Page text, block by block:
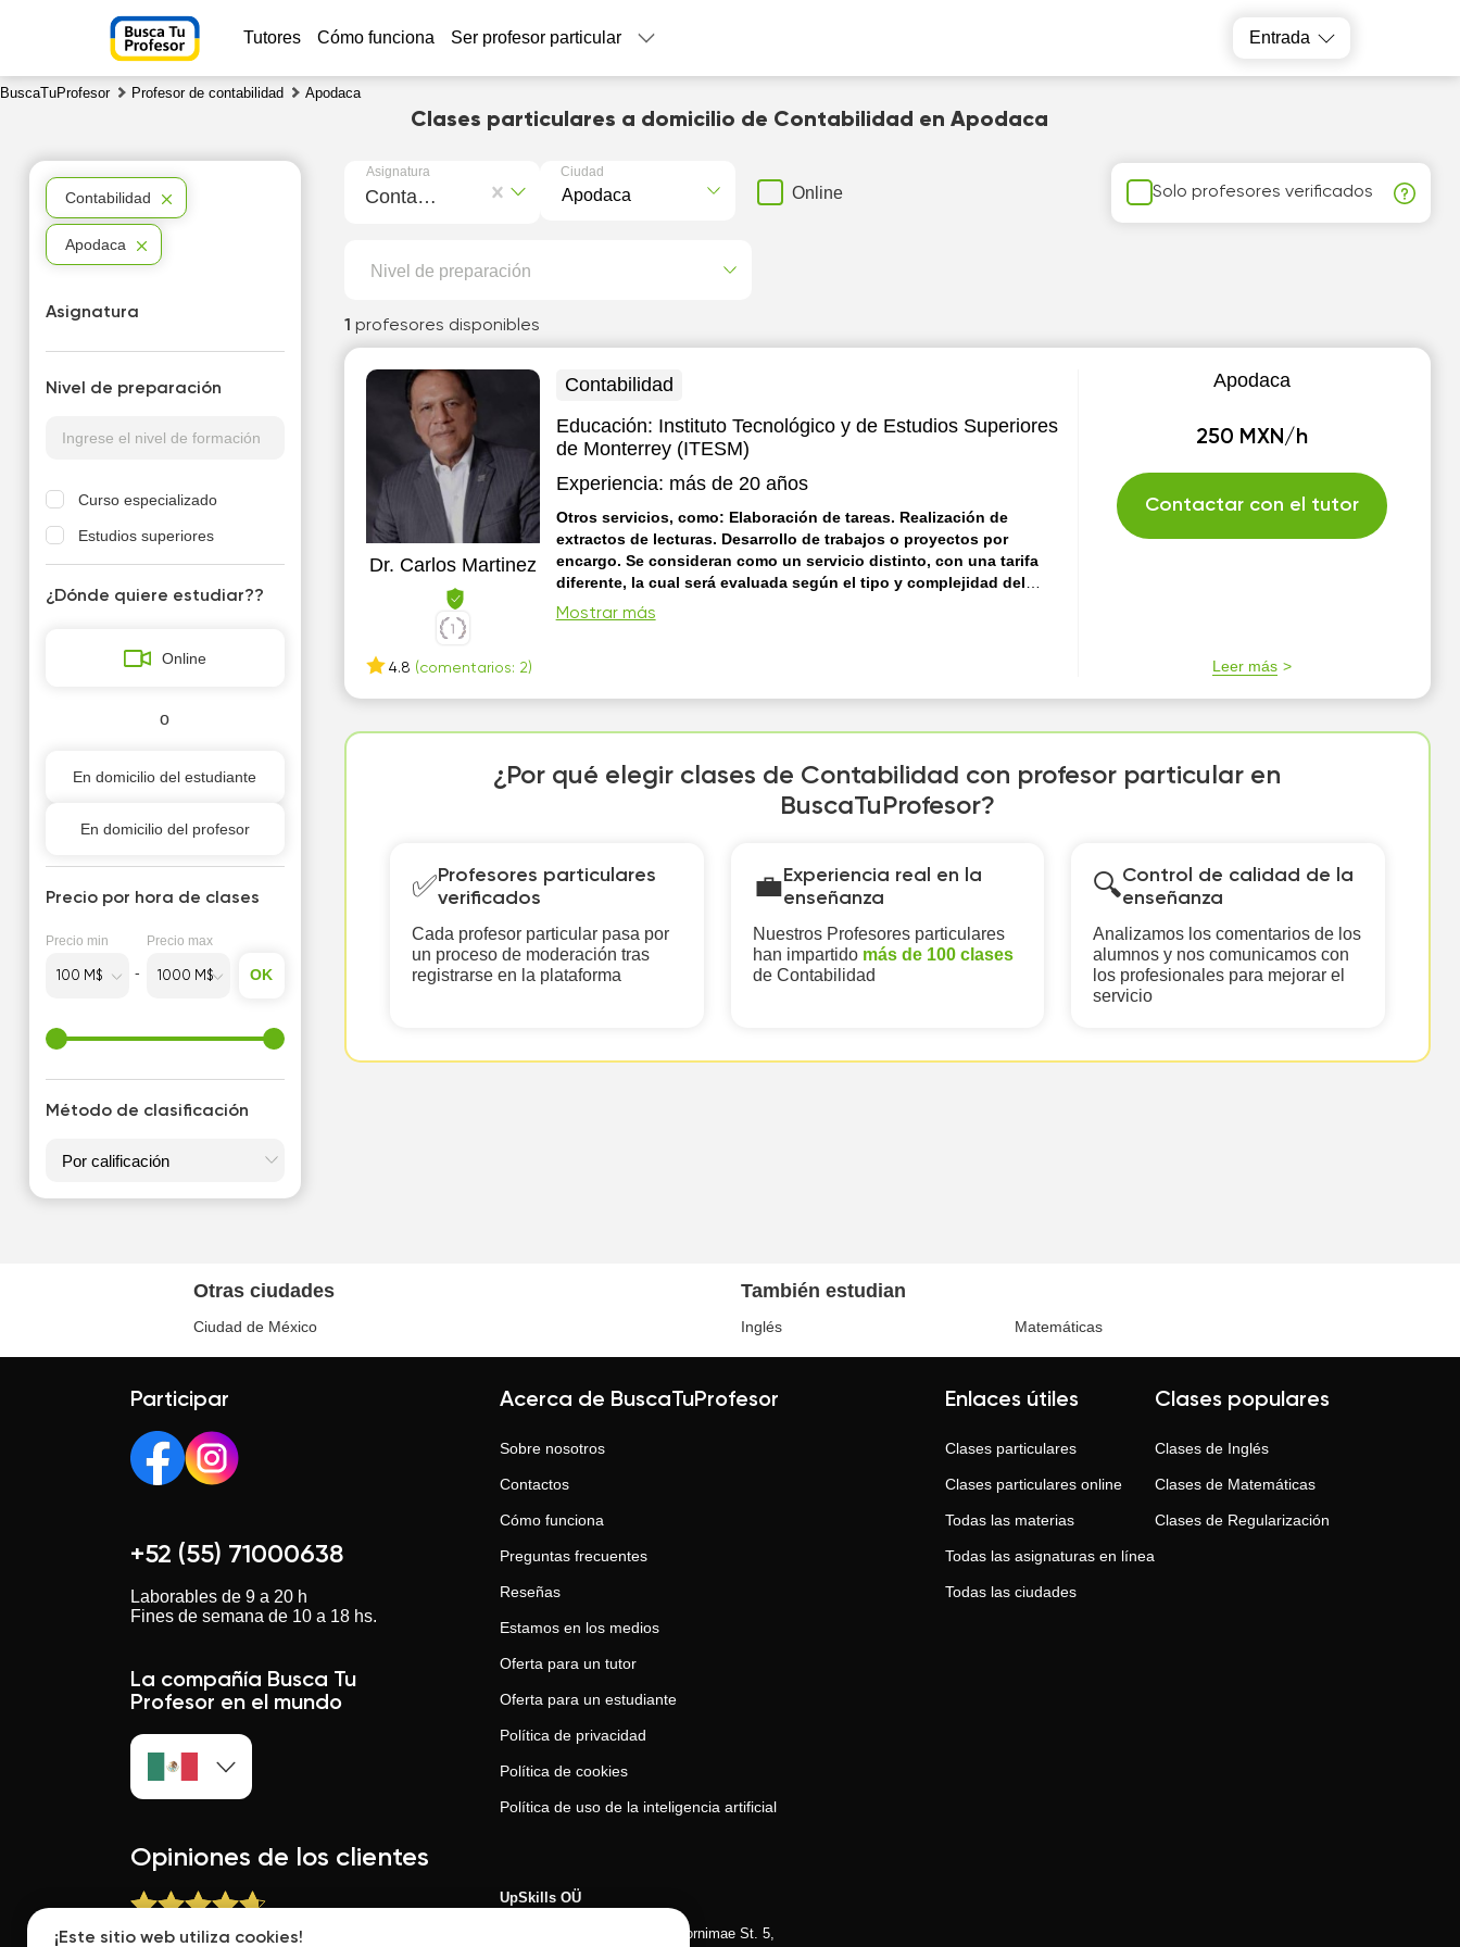
Tutores Cómo funciona Ser profesor particular Entrada
BuscaTuProfesor Profesor de contabilidad Apodaca
Clases particulares a domicilio de Contabilidad en Apodaca
Asignatura
Contabilidad
Ciudad
Online Solo profesores verificados
Nivel de preparación
1 profesores disponibles
Dr. Carlos Martinez
4.8 (comentarios: 2)
Contabilidad
Educación: Instituto Tecnológico y de Estudios Superiores
de Monterrey (ITESM)
Experiencia: más de 20 años
Otros servicios, como: Elaboración de tareas. Realización de
extractos de lecturas. Desarrollo de trabajos o proyectos por
encargo. Se consideran como un servicio distinto, con una tarifa
diferente, la cual será evaluada según el tipo y complejidad del
encargo. Si hay interés en este tipo de servicio, puedes
consultarme. DR. CARLOS MARTÍNEZ RMZ
Mostrar más
Apodaca
250 MXN/h
Contactar con el tutor
Leer más
¿Por qué elegir clases de Contabilidad con profesor particular en
BuscaTuProfesor?
✅ Profesores particulares
verificados
Cada profesor particular pasa por
un proceso de moderación tras
registrarse en la plataforma
💼 Experiencia real en la
enseñanza
Nuestros Profesores particulares
han impartido más de 100 clases
de Contabilidad
🔍Control de calidad de la
enseñanza
Analizamos los comentarios de los
alumnos y nos comunicamos con
los profesionales para mejorar el
servicio
Contabilidad
Apodaca
Asignatura
Nivel de preparación
Curso especializado
Estudios superiores
¿Dónde quiere estudiar??
Online
o
En domicilio del estudiante
En domicilio del profesor
Precio por hora de clases
Precio min Precio max
OK
Método de clasificación
Otras ciudades
Ciudad de México
También estudian
Inglés Matemáticas
Participar
+52 (55) 71000638
Laborables de 9 a 20 h
Fines de semana de 10 a 18 hs.
La compañía Busca Tu
Profesor en el mundo
Opiniones de los clientes
Buscatuprofesor.mx
Acerca de BuscaTuProfesor
Sobre nosotros
Contactos
Cómo funciona
Preguntas frecuentes
Reseñas
Estamos en los medios
Oferta para un tutor
Oferta para un estudiante
Política de privacidad
Política de cookies
Política de uso de la inteligencia artificial
UpSkills OÜ
Tallin, distrito de Kesklinna, Tornimаe St. 5,
Enlaces útiles
Clases particulares
Clases particulares online
Todas las materias
Todas las asignaturas en línea
Todas las ciudades
Clases populares
Clases de Inglés
Clases de Matemáticas
Clases de Regularización
¡Este sitio web utiliza cookies!